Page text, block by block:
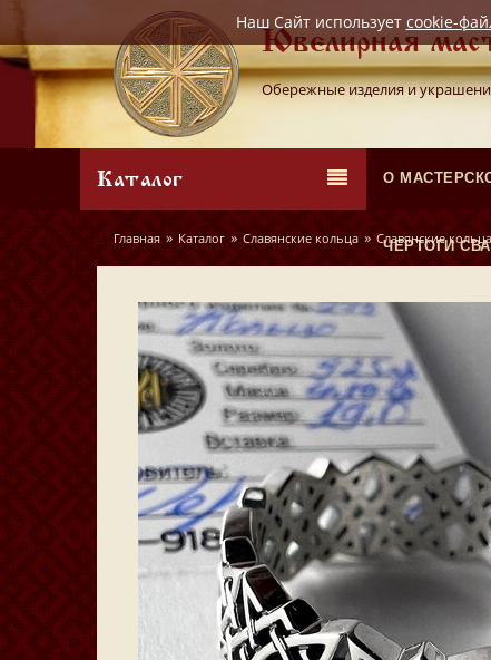
Ювелирная
Обережные изделия и
Каталог О
ЧЕРТОГИ СВА
Главная » Каталог » Славянские кольца » Славянские
Наш Сайт использует cookie-